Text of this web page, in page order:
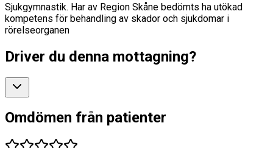
Sjukgymnastik. Har av Region Skåne bedömts ha utökad
kompetens för behandling av skador och sjukdomar i
rörelseorganen
Driver du denna mottagning?
Omdömen från patienter